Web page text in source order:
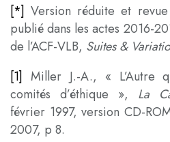
[*] Version réduite et
publié dans les actes 2016-
de l’ACF-VLB, Suites &
[1] Miller J.-A., « L’Autre
comités d’éthique », La
février 1997, version CD-
2007, p 8.